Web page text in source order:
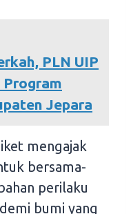
PLN UIP
Jepara
mengajak
bersama-
perilaku
bumi yang